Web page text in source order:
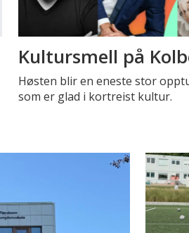
Kultursmell på
Høsten blir en eneste stor
som er glad i kortreist kultur.